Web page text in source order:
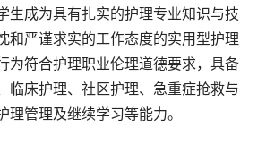
生成为具有扎实的护理专业知识与技
和严谨求实的工作态度的实用型护理
为符合护理职业伦理道德要求，具备
临床护理、社区护理、急重症抢救与
理管理及继续学习等能力。